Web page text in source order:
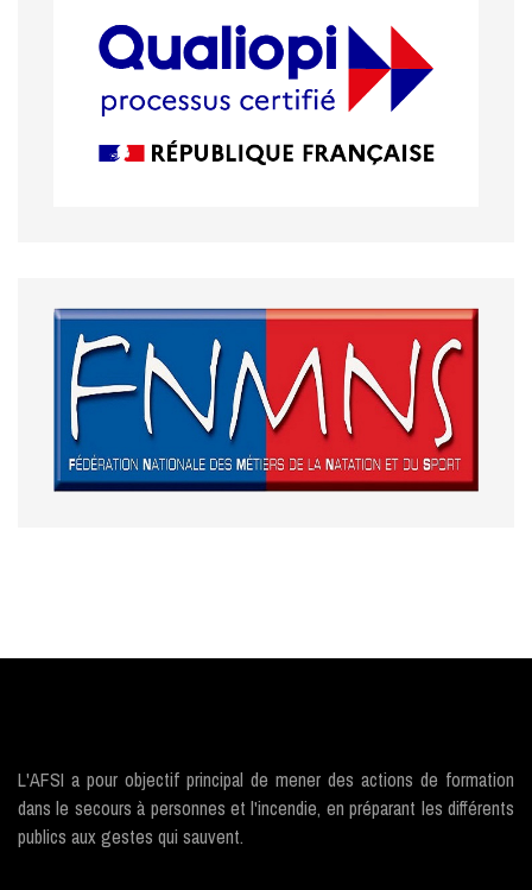
L'AFSI a pour objectif principal de mener des actions de formation
dans le secours à personnes et l'incendie, en préparant les différents
publics aux gestes qui sauvent.